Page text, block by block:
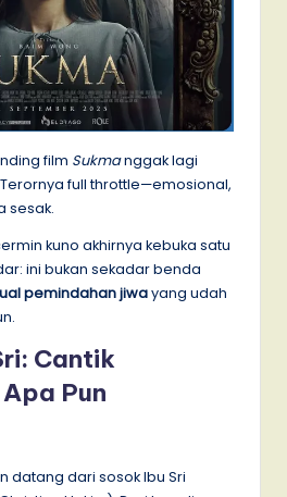
film Sukmanggak lagi
full throttle—emosional,
sesak.
kuno akhirnya kebuka satu
ini bukan sekadar benda
pemindahan jiwayang udah
Cantik
Pun
datang dari sosok Ibu Sri